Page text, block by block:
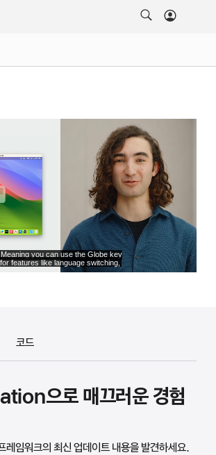
코드
으로 매끄러운 경험
워크의 최신 업데이트 내용을 발견하세요.